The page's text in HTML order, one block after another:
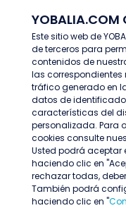
YOBALIA.COM
Este sitio web de
de terceros para
contenidos de
las
tráfico generado en
datos de
características del
personalizada. Para
cookies consulte
Usted podrá aceptar
haciendo clic en
rechazar todas,
También podrá
haciendo clic en "
Últimas ofertas
Oferta no